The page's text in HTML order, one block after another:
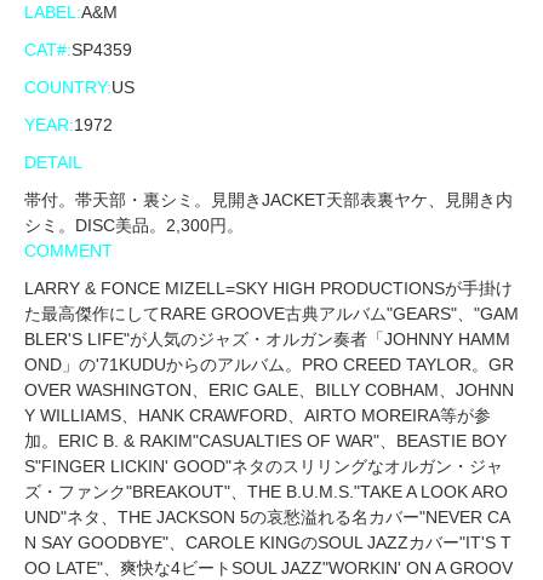
LABEL:A&M
CAT#:SP4359
COUNTRY:US
YEAR:1972
DETAIL
帯付。帯天部・裏シミ。見開きJACKET天部表裏ヤケ、見開き内
シミ。DISC美品。2,300円。
COMMENT
LARRY & FONCE MIZELL=SKY HIGH PRODUCTIONSが手掛け
た最高傑作にしてRARE GROOVE古典アルバム"GEARS"、"GAM
BLER'S LIFE"が人気のジャズ・オルガン奏者「JOHNNY HAMM
OND」の'71KUDUからのアルバム。PRO CREED TAYLOR。GR
OVER WASHINGTON、ERIC GALE、BILLY COBHAM、JOHNN
Y WILLIAMS、HANK CRAWFORD、AIRTO MOREIRA等が参
加。ERIC B. & RAKIM"CASUALTIES OF WAR"、BEASTIE BOY
S"FINGER LICKIN' GOOD"ネタのスリリングなオルガン・ジャ
ズ・ファンク"BREAKOUT"、THE B.U.M.S."TAKE A LOOK ARO
UND"ネタ、THE JACKSON 5の哀愁溢れる名カバー"NEVER CA
N SAY GOODBYE"、CAROLE KINGのSOUL JAZZカバー"IT'S T
OO LATE"、爽快な4ビートSOUL JAZZ"WORKIN' ON A GROOV